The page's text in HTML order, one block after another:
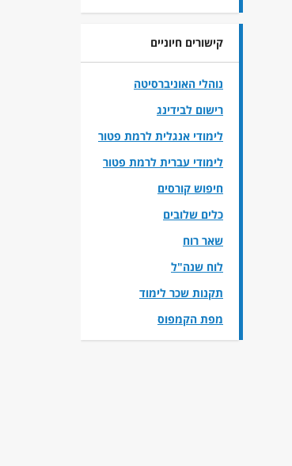
קישורים חיוניים
נוהלי האוניברסיטה
רישום לבידינג
לימודי אנגלית לרמת פטור
לימודי עברית לרמת פטור
חיפוש קורסים
כלים שלובים
שאר רוח
לוח שנה"ל
תקנות שכר לימוד
מפת הקמפוס